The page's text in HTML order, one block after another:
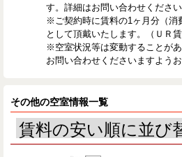
す。詳細はお問い合わせください
※ご契約時に賃料の1ヶ月分（消
として頂戴いたします。（ＵＲ賃
※空室状況等は変動することが
お問い合わせくださいますよう
その他の空室情報一覧